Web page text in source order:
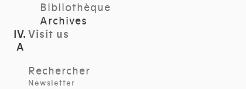
Bibliothèque
Archives
Visit us
Rechercher
Newsletter